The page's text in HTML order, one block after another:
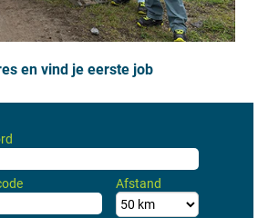
en vind je eerste job
Afstand